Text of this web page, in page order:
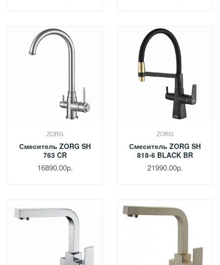
ZORG
Смеситель ZORG SH
763 CR
16890.00р.
ZORG
Смеситель ZORG SH
818-6 BLACK BR
21990.00р.